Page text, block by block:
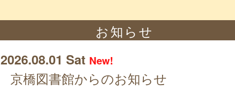
お知らせ
2026.08.01 Sat New!
京橋図書館からのお知らせ